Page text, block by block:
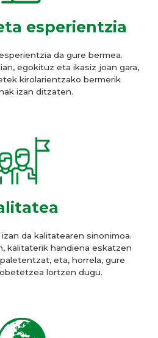
esperientzia
da gure bermea.
egokituz eta ikasiz joan gara,
kirolarientzako bermerik
izan ditzaten.
da kalitatearen sinonimoa.
kalitaterik handiena eskatzen
eta, horrela, gure
lortzen dugu.